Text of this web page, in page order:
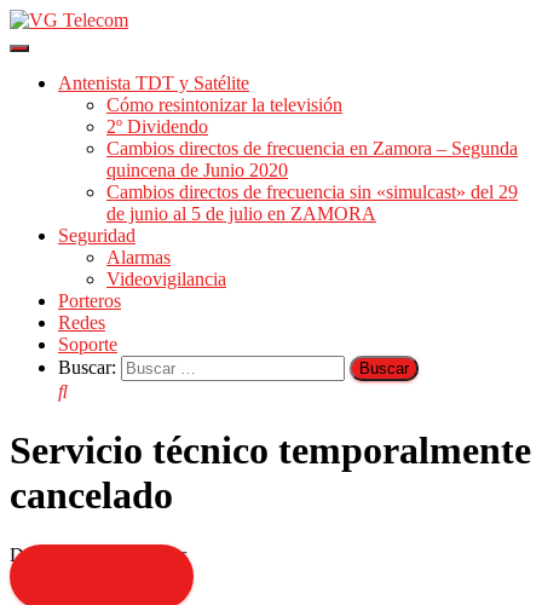
Cambiar
navegación
Antenista TDT y Satélite
Cómo resintonizar la televisión
2º Dividendo
Cambios directos de frecuencia en Zamora – Segunda
quincena de Junio 2020
Cambios directos de frecuencia sin «simulcast» del 29
de junio al 5 de julio en ZAMORA
Seguridad
Alarmas
Videovigilancia
Porteros
Redes
Soporte
Buscar:
Servicio técnico temporalmente
cancelado
Disculpen las molestias